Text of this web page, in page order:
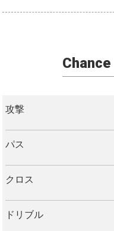
攻撃
パス
クロス
ドリブル